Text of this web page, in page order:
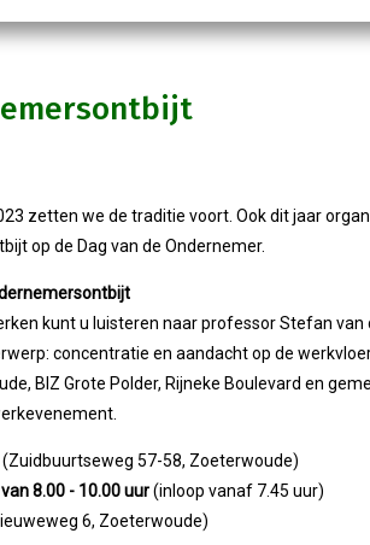
zetten we de traditie voort. Ook dit jaar
op de Dag van de Ondernemer.
kunt u luisteren naar professor Stefan van
concentratie en aandacht op de
BIZ Grote Polder, Rijneke Boulevard en
57-58, Zoeterwoude)
8.00 - 10.00 uur(inloop vanaf 7.45 uur)
6, Zoeterwoude)